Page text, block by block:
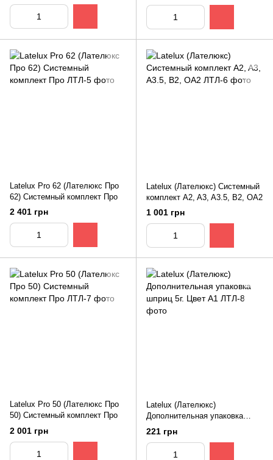
Latelux Pro 62 (Лателюкс Про
62) Системный комплект Про
2 401 грн
Latelux (Лателюкс) Системный
комплект A2, A3, A3.5, B2, OA2
1 001 грн
Latelux Pro 50 (Лателюкс Про
50) Системный комплект Про
2 001 грн
Latelux (Лателюкс)
Дополнительная упаковка
шприц 5г. Цвет А1
221 грн